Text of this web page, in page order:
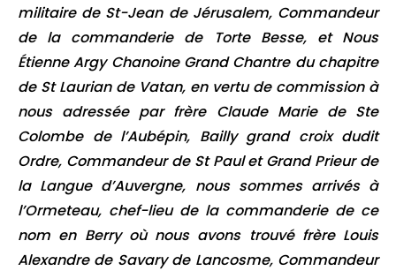
militaire de St-Jean de Jérusalem, Commandeur
de la commanderie de Torte Besse, et Nous
Étienne Argy Chanoine Grand Chantre du chapitre
de St Laurian de Vatan, en vertu de commission à
nous adressée par frère Claude Marie de Ste
Colombe de l’Aubépin, Bailly grand croix dudit
Ordre, Commandeur de St Paul et Grand Prieur de
la Langue d’Auvergne, nous sommes arrivés à
l’Ormeteau, chef-lieu de la commanderie de ce
nom en Berry où nous avons trouvé frère Louis
Alexandre de Savary de Lancosme, Commandeur